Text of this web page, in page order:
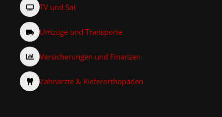
TV und Sat
Umzüge und Transporte
Versicherungen und Finanzen
Zahnärzte & Kieferorthopäden